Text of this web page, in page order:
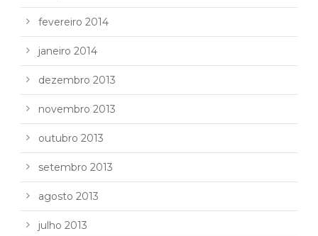
fevereiro 2014
janeiro 2014
dezembro 2013
novembro 2013
outubro 2013
setembro 2013
agosto 2013
julho 2013